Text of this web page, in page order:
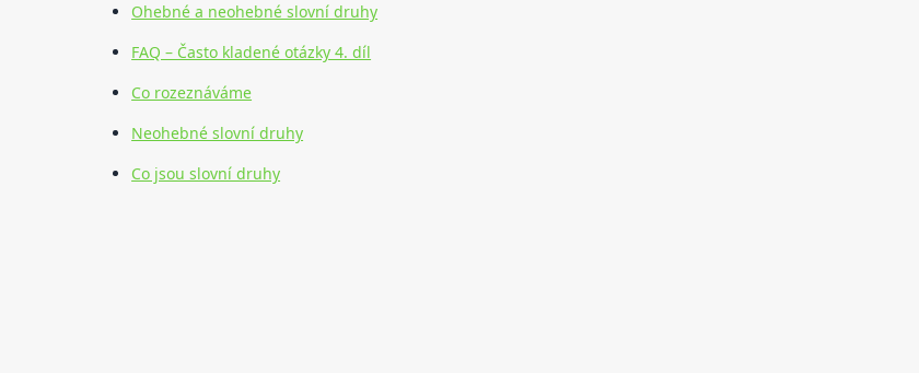
Ohebné a neohebné slovní druhy
FAQ – Často kladené otázky 4. díl
Co rozeznáváme
Neohebné slovní druhy
Co jsou slovní druhy